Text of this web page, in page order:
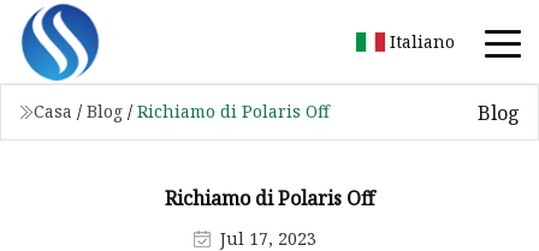
Italiano
Casa / Blog / Richiamo di Polaris Off Blog
Richiamo di Polaris Off
Jul 17, 2023